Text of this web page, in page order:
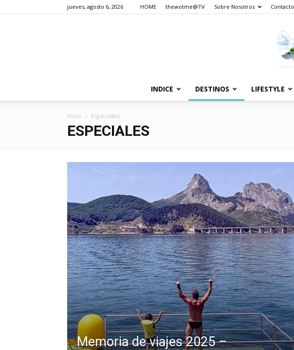
jueves, agosto 6, 2026 HOME thewotme@TV Sobre Nosotros Contacto
INDICE DESTINOS LIFESTYLE
Inicio Especiales
ESPECIALES
Memoria de viajes 2025 –